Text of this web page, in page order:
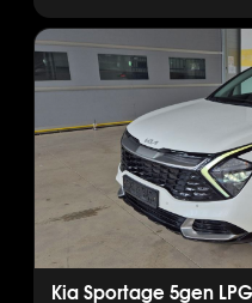
Kia Sportage 5gen